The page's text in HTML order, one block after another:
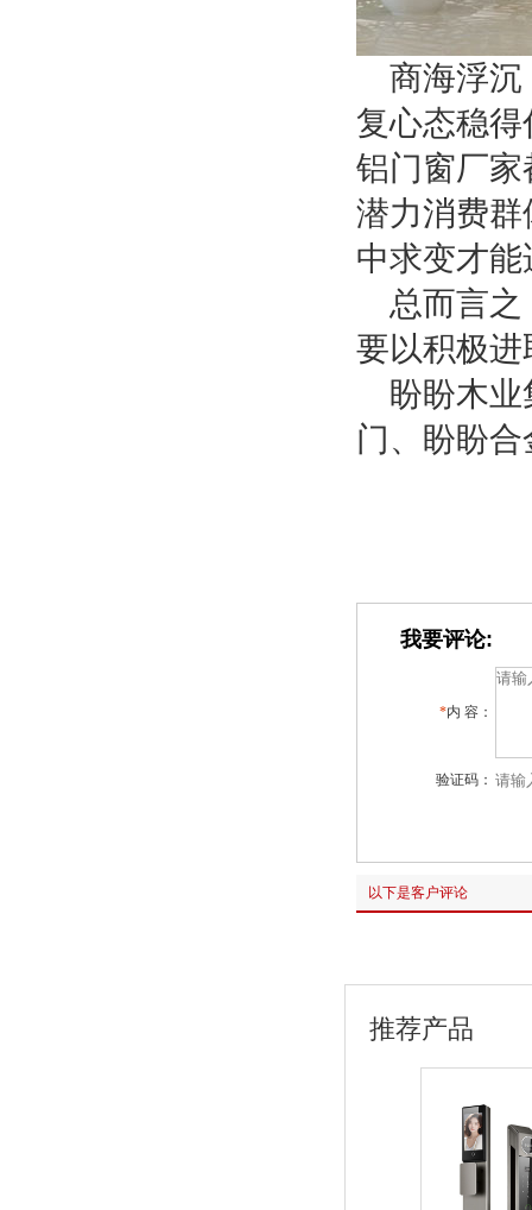
商海浮沉
复心态稳
铝门窗厂
潜力消费
中求变才
总而言
要以积极
盼盼木
门、盼盼
我要评论:
*内 容：
验证码：
以下是客户评论
推荐产品